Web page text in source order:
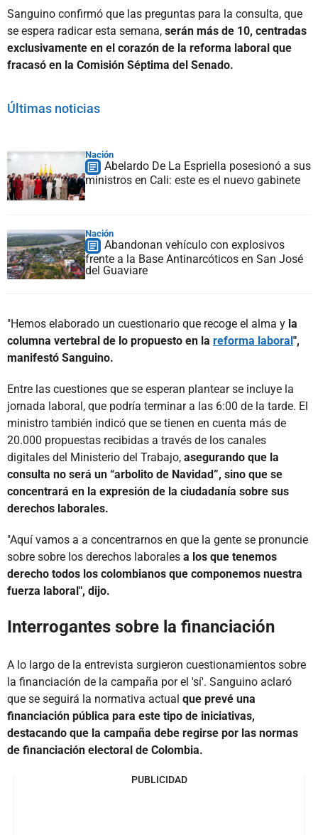
Sanguino confirmó que las preguntas para la consulta, que
se espera radicar esta semana, serán más de 10, centradas
exclusivamente en el corazón de la reforma laboral que
fracasó en la Comisión Séptima del Senado.
Últimas noticias
Nación
Abelardo De La Espriella posesionó a sus
ministros en Cali: este es el nuevo gabinete
Nación
Abandonan vehículo con explosivos
frente a la Base Antinarcóticos en San José
del Guaviare
"Hemos elaborado un cuestionario que recoge el alma y la
columna vertebral de lo propuesto en la reforma laboral",
manifestó Sanguino.
Entre las cuestiones que se esperan plantear se incluye la
jornada laboral, que podría terminar a las 6:00 de la tarde. El
ministro también indicó que se tienen en cuenta más de
20.000 propuestas recibidas a través de los canales
digitales del Ministerio del Trabajo, asegurando que la
consulta no será un “arbolito de Navidad”, sino que se
concentrará en la expresión de la ciudadanía sobre sus
derechos laborales.
"Aquí vamos a a concentrarnos en que la gente se pronuncie
sobre sobre los derechos laborales a los que tenemos
derecho todos los colombianos que componemos nuestra
fuerza laboral", dijo.
Interrogantes sobre la financiación
A lo largo de la entrevista surgieron cuestionamientos sobre
la financiación de la campaña por el 'sí'. Sanguino aclaró
que se seguirá la normativa actual que prevé una
financiación pública para este tipo de iniciativas,
destacando que la campaña debe regirse por las normas
de financiación electoral de Colombia.
PUBLICIDAD